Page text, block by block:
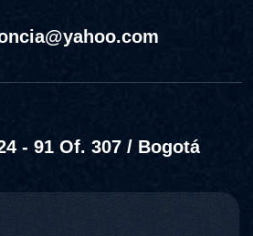
- 91 Of. 307 / Bogotá